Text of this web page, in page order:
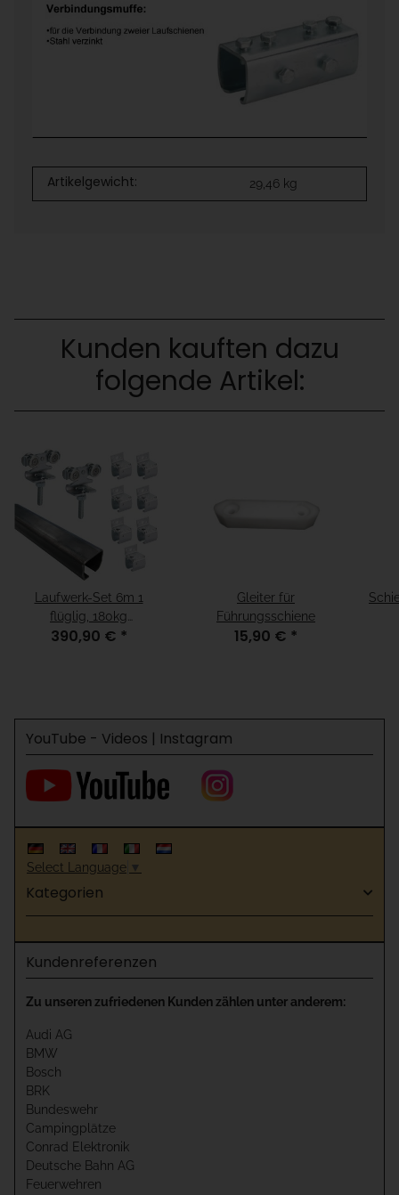
Artikelgewicht: 29,46 kg
Kunden kauften dazu
folgende Artikel:
Laufwerk-Set 6m 1
flüglig, 180kg
Wandbefestigung
390,90 € *
Gleiter für
Führungsschiene
15,90 € *
YouTube - Videos | Instagram
Select Language ▼
Kategorien
Kundenreferenzen
Zu unseren zufriedenen Kunden zählen unter anderem:
Audi AG
BMW
Bosch
BRK
Bundeswehr
Campingplätze
Conrad Elektronik
Deutsche Bahn AG
Feuerwehren